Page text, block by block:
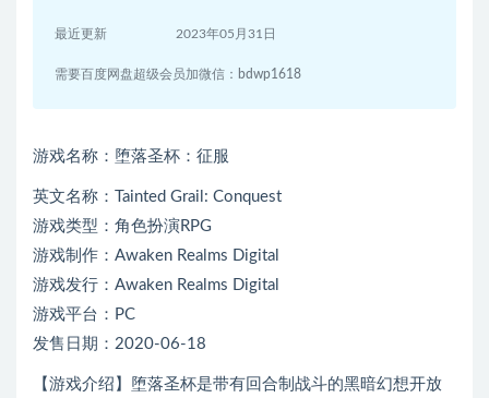
最近更新 2023年05月31日
需要百度网盘超级会员加微信：bdwp1618
游戏名称：堕落圣杯：征服
英文名称：Tainted Grail: Conquest
游戏类型：角色扮演RPG
游戏制作：Awaken Realms Digital
游戏发行：Awaken Realms Digital
游戏平台：PC
发售日期：2020-06-18
【游戏介绍】堕落圣杯是带有回合制战斗的黑暗幻想开放